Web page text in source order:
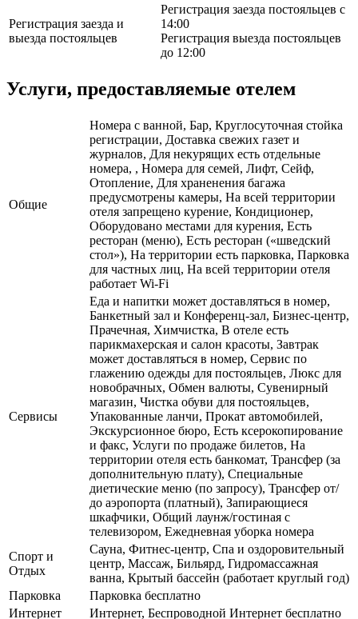
Регистрация заезда и
выезда постояльцев
Регистрация заезда постояльцев с
14:00
Регистрация выезда постояльцев
до 12:00
Услуги, предоставляемые отелем
Общие
Номера с ванной, Бар, Круглосуточная стойка
регистрации, Доставка свежих газет и
журналов, Для некурящих есть отдельные
номера, , Номера для семей, Лифт, Сейф,
Отопление, Для храненения багажа
предусмотрены камеры, На всей территории
отеля запрещено курение, Кондиционер,
Оборудовано местами для курения, Есть
ресторан (меню), Есть ресторан («шведский
стол»), На территории есть парковка, Парковка
для частных лиц, На всей территории отеля
работает Wi-Fi
Сервисы
Еда и напитки может доставляться в номер,
Банкетный зал и Конференц-зал, Бизнес-центр,
Прачечная, Химчистка, В отеле есть
парикмахерская и салон красоты, Завтрак
может доставляться в номер, Сервис по
глажению одежды для постояльцев, Люкс для
новобрачных, Обмен валюты, Сувенирный
магазин, Чистка обуви для постояльцев,
Упакованные ланчи, Прокат автомобилей,
Экскурсионное бюро, Есть ксерокопирование
и факс, Услуги по продаже билетов, На
территории отеля есть банкомат, Трансфер (за
дополнительную плату), Специальные
диетические меню (по запросу), Трансфер от/
до аэропорта (платный), Запирающиеся
шкафчики, Общий лаунж/гостиная с
телевизором, Ежедневная уборка номера
Спорт и
Отдых
Сауна, Фитнес-центр, Спа и оздоровительный
центр, Массаж, Бильярд, Гидромассажная
ванна, Крытый бассейн (работает круглый год)
Парковка
Парковка бесплатно
Интернет
Интернет, Беспроводной Интернет бесплатно